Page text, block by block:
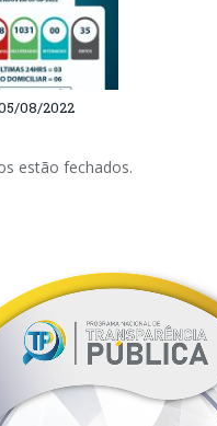
08/2022
estão fechados.